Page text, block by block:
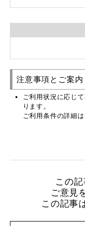
注意事項とご案内
ご利用状況に応じ
ります。
ご利用条件の詳細は
この記
ご意見
この記事